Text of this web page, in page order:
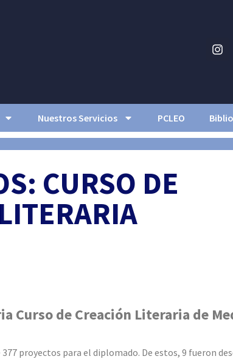
Nuestros Servicios PCLEO
CURSO DE
Curso de Creación Literaria de
proyectos para el diplomado. De estos, 9 fueron